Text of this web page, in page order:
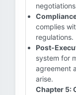
complies
regulations.
Post-
system for
agreement
arise.
Chapter 5: